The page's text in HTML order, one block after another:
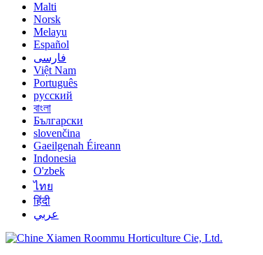
Malti
Norsk
Melayu
Español
فارسی
Việt Nam
Português
русский
বাংলা
Български
slovenčina
Gaeilgenah Éireann
Indonesia
O'zbek
ไทย
हिंदी
عربي